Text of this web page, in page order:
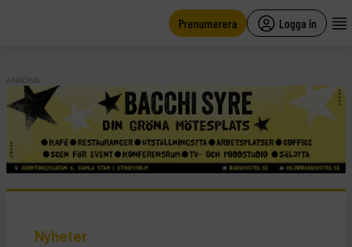
Prenumerera Logga in
ANNONS
Nyheter